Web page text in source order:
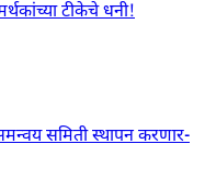
टीकेचे धनी!
समन्वय समिती स्थापन करणार-